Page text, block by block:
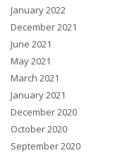
January 2022
December 2021
June 2021
May 2021
March 2021
January 2021
December 2020
October 2020
September 2020